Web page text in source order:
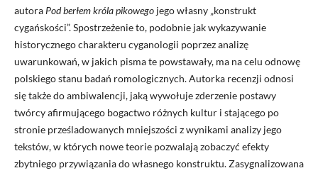
autora Pod berłem króla pikowegojego własny „konstrukt
cygańskości”. Spostrzeżenie to, podobnie jak wykazywanie
historycznego charakteru cyganologii poprzez analizę
uwarunkowań, w jakich pisma te powstawały, ma na celu odnowę
polskiego stanu badań romologicznych. Autorka recenzji odnosi
się także do ambiwalencji, jaką wywołuje zderzenie postawy
twórcy afirmującego bogactwo różnych kultur i stającego po
stronie prześladowanych mniejszości z wynikami analizy jego
tekstów, w których nowe teorie pozwalają zobaczyć efekty
zbytniego przywiązania do własnego konstruktu. Zasygnalizowana